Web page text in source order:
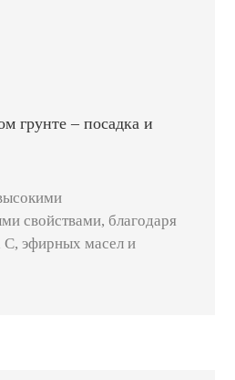
грунте – посадка и
свойствами, благодаря
эфирных масел и